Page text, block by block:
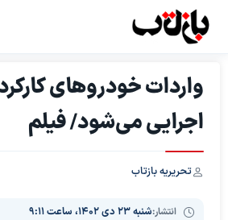
واردات خودروهای
اجرایی می‌شود/ فیلم
تحریریه بازتاب
انتشار:شنبه ۲۳ دی ۱۴۰۲، ساعت ۹:۱۱